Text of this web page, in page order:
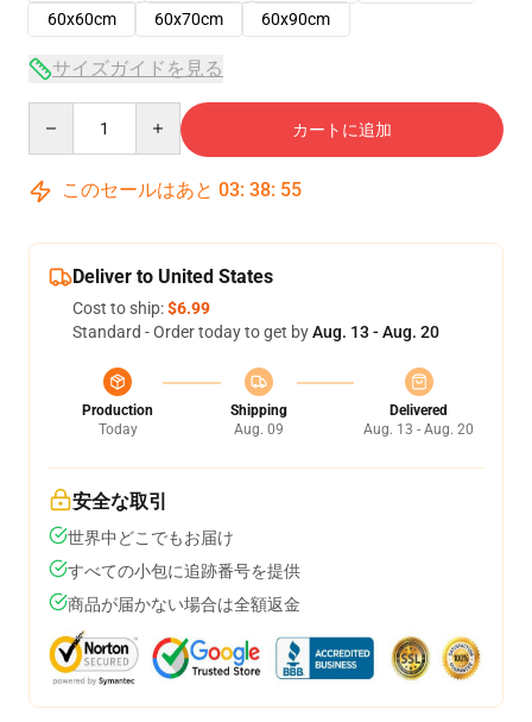
60x60cm
60x70cm 60x90cm
サイズガイドを見る
カートに追加
このセールはあと 03: 38: 54
Deliver to United States
Cost to ship:$6.99
Standard - Order today to get byAug. 13 - Aug. 20
Production
Today
Shipping
Aug. 09
Delivered
Aug. 13 - Aug. 20
安全な取引
世界中どこでもお届け
すべての小包に追跡番号を提供
商品が届かない場合は全額返金